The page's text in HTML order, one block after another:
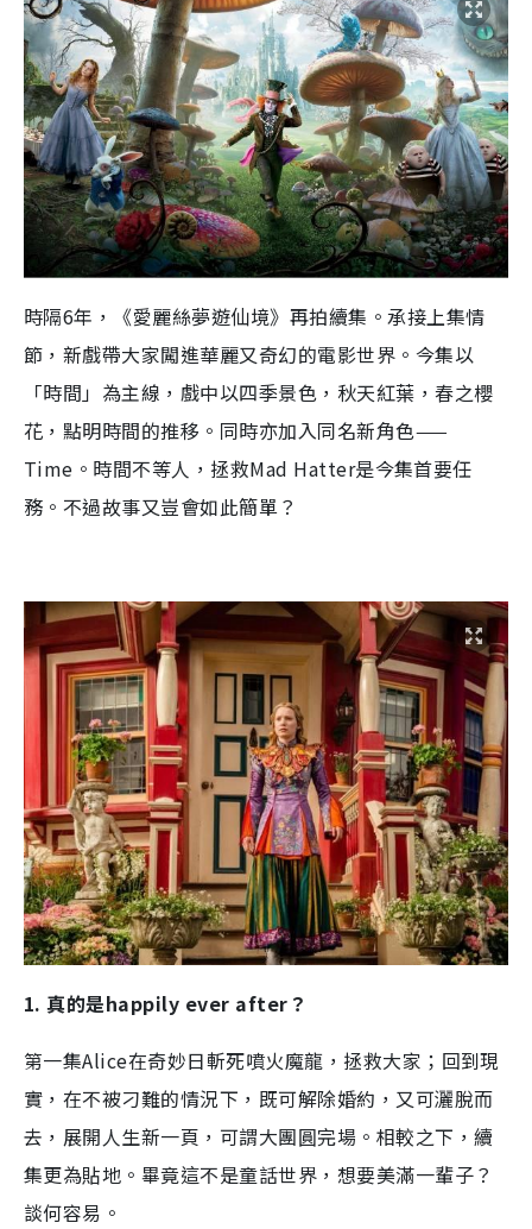
時隔6年，《愛麗絲夢遊仙境》再拍續集。承接上集情
節，新戲帶大家闖進華麗又奇幻的電影世界。今集以
「時間」為主線，戲中以四季景色，秋天紅葉，春之櫻
花，點明時間的推移。同時亦加入同名新角色——
Time。時間不等人，拯救Mad Hatter是今集首要任
務。不過故事又豈會如此簡單？
1. 真的是happily ever after？
第一集Alice在奇妙日斬死噴火魔龍，拯救大家；回到現
實，在不被刁難的情況下，既可解除婚約，又可灑脫而
去，展開人生新一頁，可謂大團圓完場。相較之下，續
集更為貼地。畢竟這不是童話世界，想要美滿一輩子？
談何容易。